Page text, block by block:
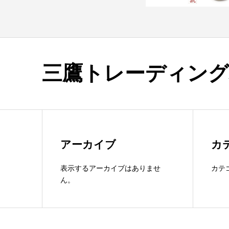
三鷹トレーディン
アーカイブ
表示するアーカイブはありませ
ん。
カ
カテ